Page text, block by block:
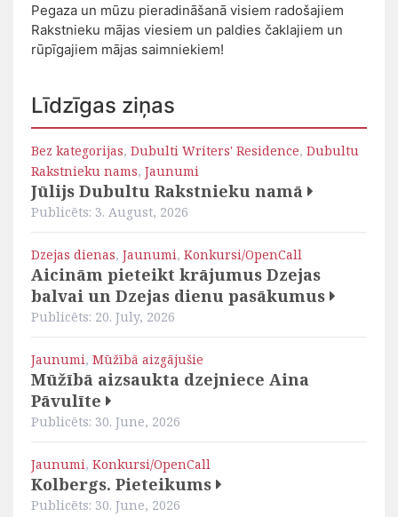
Pegaza un mūzu pieradināšanā visiem radošajiem
Rakstnieku mājas viesiem un paldies čaklajiem un
rūpīgajiem mājas saimniekiem!
Līdzīgas ziņas
Bez kategorijas, Dubulti Writers' Residence, Dubultu
Rakstnieku nams, Jaunumi
Jūlijs Dubultu Rakstnieku namā
Publicēts: 3. August, 2026
Dzejas dienas, Jaunumi, Konkursi/OpenCall
Aicinām pieteikt krājumus Dzejas
balvai un Dzejas dienu pasākumus
Publicēts: 20. July, 2026
Jaunumi, Mūžībā aizgājušie
Mūžībā aizsaukta dzejniece Aina
Pāvulīte
Publicēts: 30. June, 2026
Jaunumi, Konkursi/OpenCall
Kolbergs. Pieteikums
Publicēts: 30. June, 2026